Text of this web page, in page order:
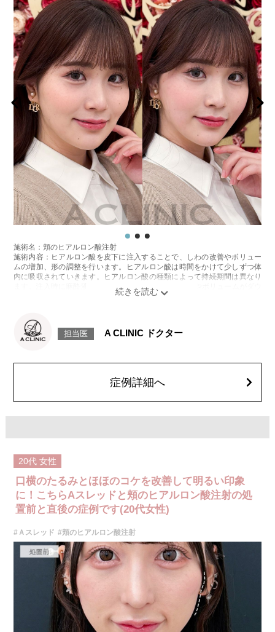
費用：1部位 184,800円(税込)
オプション：笑気麻酔 3,300円(税込)
施術名：頬のヒアルロン酸注射
施術内容：ヒアルロン酸を皮下に注入することで、しわの改善やボリュー
ムの増加、形の調整を行います。ヒアルロン酸は時間をかけて少しずつ体
内に吸収されていきます。ヒアルロン酸の種類によって持続期間は異なり
ます。注入時に麻酔液も入っているため、2〜3日でややボリュームがダウ
とがございます。稀にアレルギー、細菌感染症、血管閉塞などが生じるこ
とがございます。また、注入部位に硬化または小結節が生じることがござ
費用：レスチレン 76,800円(税込)
レスチレンリフト※横浜院限定 98,800円(税込)
ジュビダームビスタウルトラXC 131,800円(税込)
オプション：表面麻酔 3,300円(税込) 笑気麻酔 3,300円(税込)
※それぞれ2ccまで
入し、引き上げることでフェイスラインや中顔面のたるみをリフトアップ
させる施術です。繊維が挿入された箇所にはコラーゲンやエラスチンが生
成されるため、長期的な美肌効果、肌質の改善効果、将来的なシワやたる
みの予防効果が期待できます。
施術時間：約15〜20分程
リスク、副作用：腫れ、内出血、疼痛、頭痛、引き攣れ感などが生じるこ
とがございます。また、稀ではありますが、施術部位の細菌感染症、皮膚
を処方しております。服用により、何か異常があれば服用を中止してくだ
さい。
費用：1部位 184,800円(税込)
オプション：笑気麻酔 3,300円(税込)
担当医 A CLINIC ドクター
症例詳細へ
20代 女性
口横のたるみとほほのコケを改善して明るい印象
に！こちらAスレッドと頬のヒアルロン酸注射の処
置前と直後の症例です(20代女性)
#Ａスレッド #頬のヒアルロン酸注射